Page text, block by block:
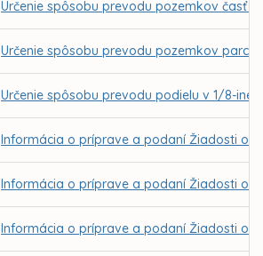
Určenie spôsobu prevodu pozemkov časť
Určenie spôsobu prevodu pozemkov parc. C
Určenie spôsobu prevodu podielu v 1/8-ine
Informácia o príprave a podaní Žiadosti o
Informácia o príprave a podaní Žiadosti o
Informácia o príprave a podaní Žiadosti o